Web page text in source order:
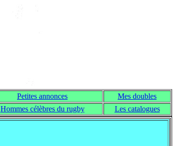
Petites annonces
Mes doubles
Hommes célèbres du rugby
Les catalogues